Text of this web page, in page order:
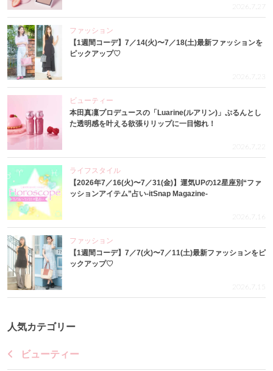
2026.7.27
ファッション
【1週間コーデ】7／14(火)〜7／18(土)最新ファッションを
ピックアップ♡
2026.7.23
ビューティー
本田真凜プロデュースの「Luarine(ルアリン)」ぷるんとし
た透明感を叶える欲張りリップに一目惚れ！
2026.7.22
ライフスタイル
【2026年7／16(火)〜7／31(金)】運気UPの12星座別“ファ
ッションアイテム”占い-itSnap Magazine-
2026.7.16
ファッション
【1週間コーデ】7／7(火)〜7／11(土)最新ファッションをピ
ックアップ♡
2026.7.15
人気カテゴリー
ビューティー